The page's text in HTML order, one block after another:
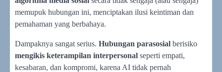
memupuk hubungan ini, menciptakan ilusi keintiman dan
pemahaman yang berbahaya.
Dampaknya sangat serius. Hubungan parasosial berisiko
mengikis keterampilan interpersonal seperti empati,
kesabaran, dan kompromi, karena AI tidak pernah